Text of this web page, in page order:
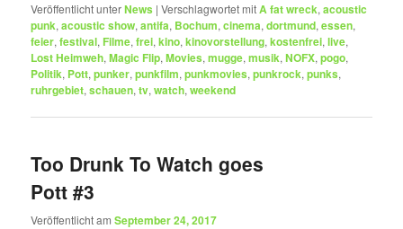
Veröffentlicht unterNews |Verschlagwortet mitA fat wreck,acoustic
punk,acoustic show,antifa, Bochum,cinema,dortmund,essen,
feier,festival, Filme,frei,kino,kinovorstellung,kostenfrei,live,
Lost Heimweh,Magic Flip,Movies,mugge,musik,NOFX,pogo,
Politik, Pott,punker,punkfilm,punkmovies,punkrock,punks,
ruhrgebiet,schauen,tv,watch,weekend
Too Drunk To Watch goes
Pott #3
Veröffentlicht amSeptember 24, 2017